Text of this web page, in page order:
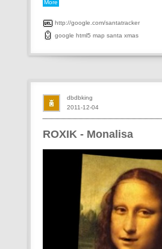
More
http://google.com/santatracker
google html5 map santa xmas
ROXIK - Monalisa
2011-12-04
dbdbking